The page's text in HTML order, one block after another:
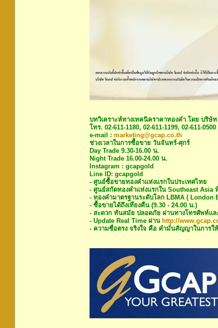
บทวิเคราะห์ทางเทคนิคราคาทองคำ โดย บริษั
โทร. 02-611-1180, 02-611-1199, 02-611-
e-mail : marketing@gcap.co.th
ช่วงเวลาในการซื้อขาย วันจันทร์-ศุกร์
Day Trade 9.30-16.00 น.
Night Trade 16.00-24.00 น.
Instagram : gcapgold
Line ID: gcapgold
- ศูนย์ซื้อขายทองคำแห่งแรกในประเทศไทย
- ศูนย์สกัดทองคำแห่งแรกใน Southeast Asia
- ทองคำมาตรฐานระดับโลก LBMA ( London
- ซื้อขายได้ถึงเที่ยงคืน (9.30 - 24.00 น.)
- สะดวก ทันสมัย ปลอดภัย ผ่านทางโทรศัพท์แล
- Update Real Time ผ่าน http://
- ความซื่อตรง จริงใจ คือ คำมั่นสัญญาในการใ